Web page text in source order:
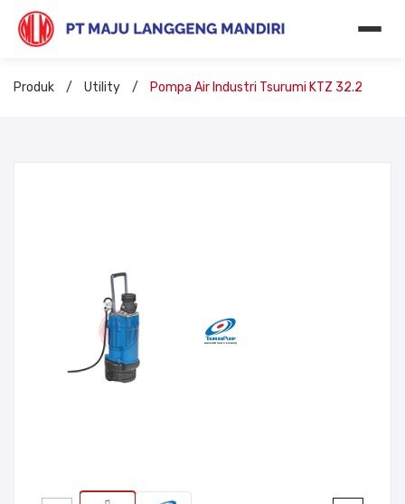
Produk / Utility / Pompa Air Industri Tsurumi KTZ 32.2